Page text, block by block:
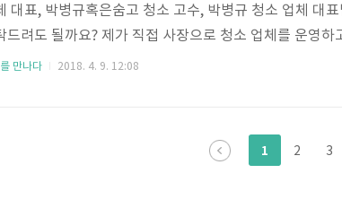
대표, 박병규혹은숨고 청소 고수, 박병규 청소 업체 대
드려도 될까요? 제가 직접 사장으로 청소 업체를 운영하
나가고 있습니다. 제가 가지 못할 일은 하지 않고 있어
직원은 직장 이동이 잦은 걸로 알고 있는데 3년간 함께
만나다 2018. 4. 9. 12:08
1 2 3